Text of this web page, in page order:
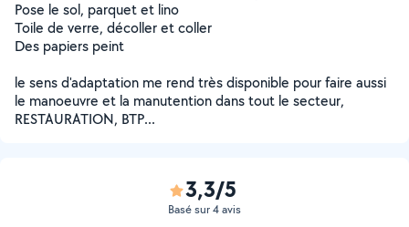
Pose le sol, parquet et lino
Toile de verre, décoller et coller
Des papiers peint
le sens d'adaptation me rend très disponible pour faire aussi
le manoeuvre et la manutention dans tout le secteur,
RESTAURATION, BTP...
3,3/5
Basé sur 4 avis